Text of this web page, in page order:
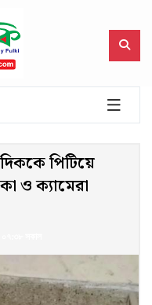
পিটিয়ে
ও ক্যামেরা